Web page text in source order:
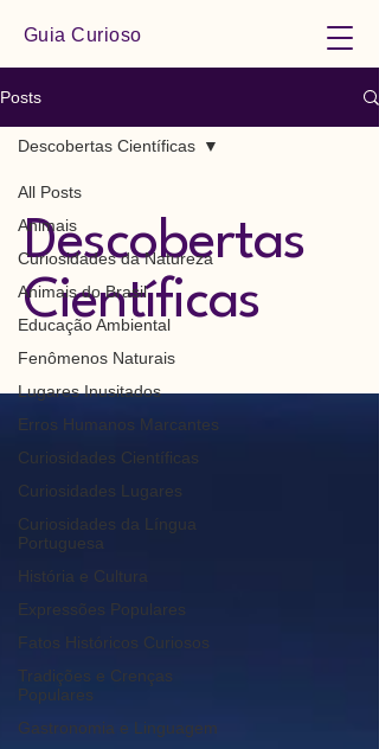
Guia Curioso
Posts
All Posts
Animais
Curiosidades da Natureza
Animais do Brasil
Educação Ambiental
Fenômenos Naturais
Lugares Inusitados
Erros Humanos Marcantes
Curiosidades Científicas
Curiosidades Lugares
Curiosidades da Língua
Portuguesa
História e Cultura
Expressões Populares
Fatos Históricos Curiosos
Tradições e Crenças
Populares
Gastronomia e Linguagem
Descobertas Científicas
Descobertas
Científicas